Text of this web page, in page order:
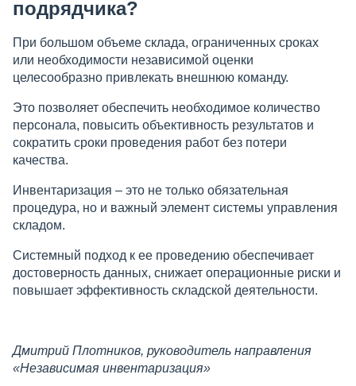
подрядчика?
При большом объеме склада, ограниченных сроках
или необходимости независимой оценки
целесообразно привлекать внешнюю команду.
Это позволяет обеспечить необходимое количество
персонала, повысить объективность результатов и
сократить сроки проведения работ без потери
качества.
Инвентаризация – это не только обязательная
процедура, но и важный элемент системы управления
складом.
Системный подход к ее проведению обеспечивает
достоверность данных, снижает операционные риски и
повышает эффективность складской деятельности.
Дмитрий Плотников, руководитель направления
«Независимая инвентаризация»